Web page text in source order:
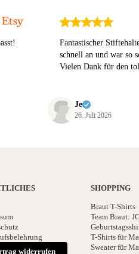
Fantastischer
schnell an und war so
Vielen Dank für den
Je
26. Juli 2026
widerrufen
SHOPPING
Braut T-Shirts
Team Braut:
T-Shirts für
Sweater für